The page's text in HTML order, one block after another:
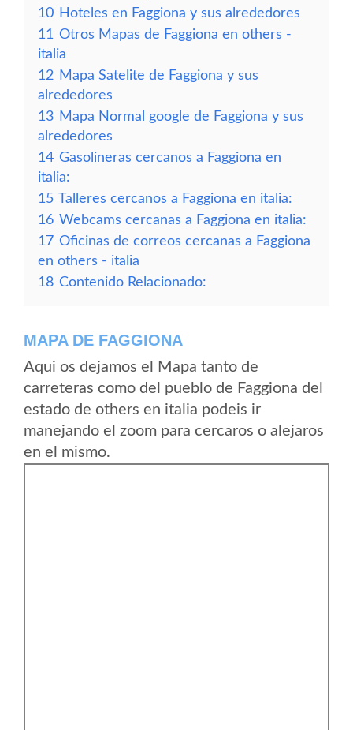
10 Hoteles en Faggiona y sus alrededores
11 Otros Mapas de Faggiona en others -
italia
12 Mapa Satelite de Faggiona y sus
alrededores
13 Mapa Normal google de Faggiona y sus
alrededores
14 Gasolineras cercanos a Faggiona en
italia:
15 Talleres cercanos a Faggiona en italia:
16 Webcams cercanas a Faggiona en italia:
17 Oficinas de correos cercanas a Faggiona
en others - italia
18 Contenido Relacionado:
MAPA DE FAGGIONA
Aqui os dejamos el Mapa tanto de
carreteras como del pueblo de Faggiona del
estado de others en italia podeis ir
manejando el zoom para cercaros o alejaros
en el mismo.